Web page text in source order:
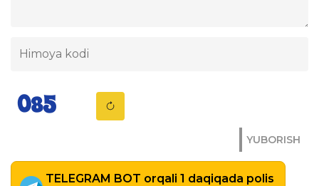
YUBORISH
TELEGRAM BOT orqali 1 daqiqada polis